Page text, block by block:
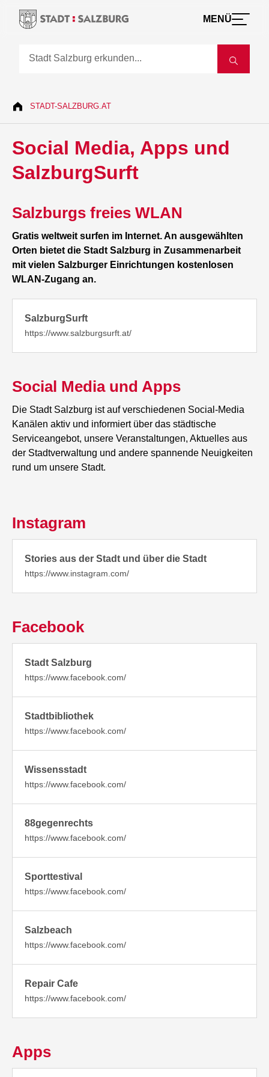
MENÜ
STADT-SALZBURG.AT
Social Media, Apps und
SalzburgSurft
Salzburgs freies WLAN
Gratis weltweit surfen im Internet. An ausgewählten
Orten bietet die Stadt Salzburg in Zusammenarbeit
mit vielen Salzburger Einrichtungen kostenlosen
WLAN-Zugang an.
SalzburgSurft
https://www.salzburgsurft.at/
Social Media und Apps
Die Stadt Salzburg ist auf verschiedenen Social-Media
Kanälen aktiv und informiert über das städtische
Serviceangebot, unsere Veranstaltungen, Aktuelles aus
der Stadtverwaltung und andere spannende Neuigkeiten
rund um unsere Stadt.
Instagram
Stories aus der Stadt und über die Stadt
https://www.instagram.com/
Facebook
Stadt Salzburg
https://www.facebook.com/
Stadtbibliothek
https://www.facebook.com/
Wissensstadt
https://www.facebook.com/
88gegenrechts
https://www.facebook.com/
Sporttestival
https://www.facebook.com/
Salzbeach
https://www.facebook.com/
Repair Cafe
https://www.facebook.com/
Apps